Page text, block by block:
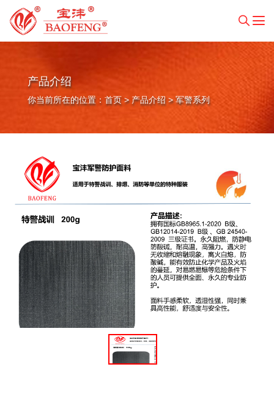
产品介绍
你当前所在的位置： 首页> 产品介绍>军警系列